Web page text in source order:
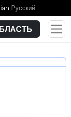
Русский